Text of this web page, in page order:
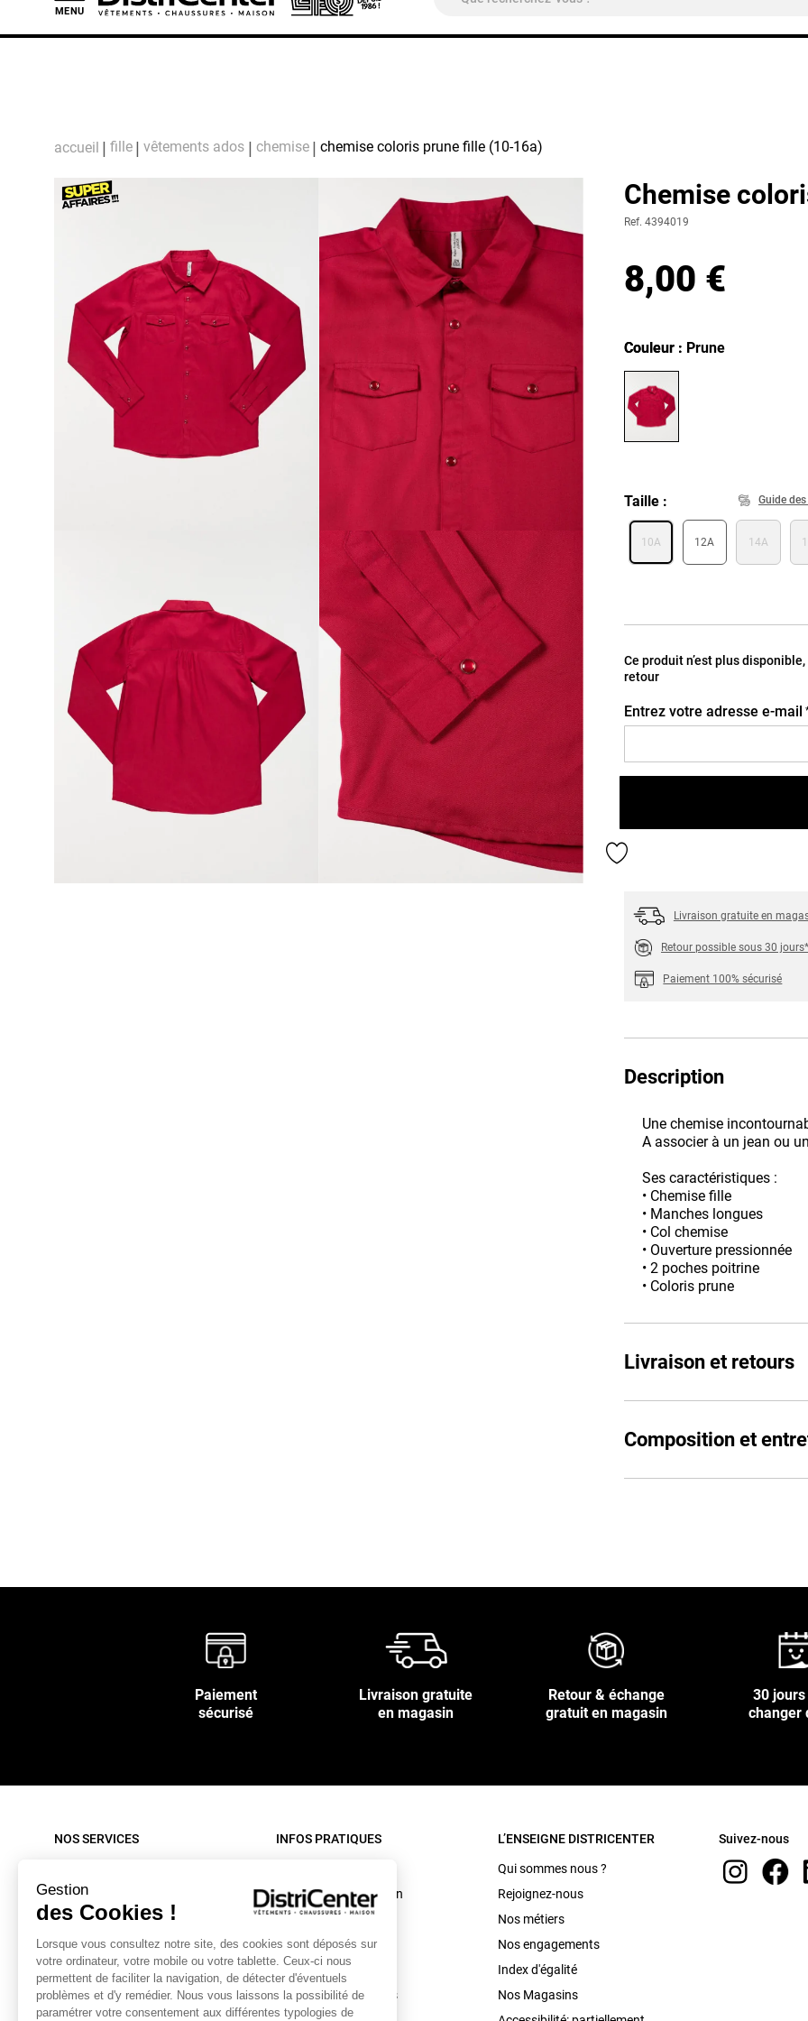
Gestion
des Cookies !
Lorsque vous consultez notre site, des cookies sont déposés sur
votre ordinateur, votre mobile ou votre tablette. Ceux-ci nous
permettent de faciliter la navigation, de détecter d'éventuels
problèmes et d'y remédier. Nous vous laissons la possibilité de
paramétrer votre consentement aux différentes typologies de
MENU
accueil fille vêtements ados chemise chemise coloris prune fille (10-16a)
Chemise
Ref. 4394019
8,00 €
Couleur
Couleur : Prune
Taille Guide
10A 12A 14A
Ce produit n’est plus
retour
Entrez votre adresse e-mail
Ajouter aux favoris
Livraison gratuite en
Retour possible sous 30 jours*
Paiement 100% sécurisé
Description
Une chemise
A associer à un jean ou
Ses caractéristiques :
• Chemise fille
• Manches longues
• Col chemise
• Ouverture pressionnée
• 2 poches poitrine
• Coloris prune
Livraison et retours
Composition et
Paiement
sécurisé
Livraison gratuite
en magasin
Retour & échange
gratuit en magasin
30
changer
NOS SERVICES
Nos livraisons
Retour sous 30 jours
Contactez-nous
Mon compte
Collecte textiles et chaussures
INFOS PRATIQUES
Conditions d'utilisation
C.G.V. site internet
C.G.V. Magasin
Mentions légales
Données personnelles
L’ENSEIGNE DISTRICENTER
Qui sommes nous ?
Rejoignez-nous
Nos métiers
Nos engagements
Index d'égalité
Nos Magasins
Suivez-nous